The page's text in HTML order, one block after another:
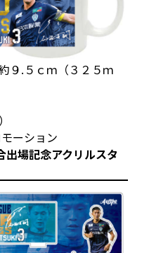
９.５ｃｍ（３２５ｍ
ーション
場記念アクリルスタ